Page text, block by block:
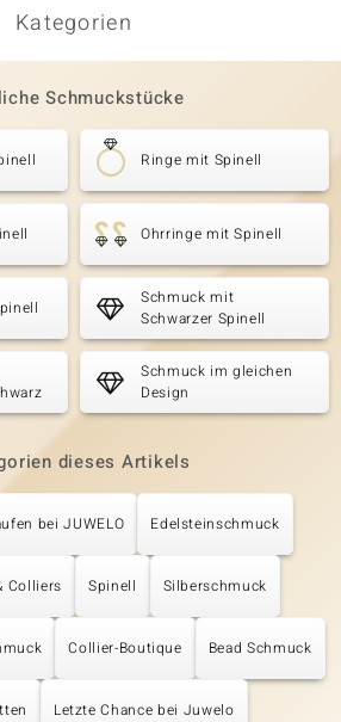
Kategorien
Schmuckstücke
Ringe mit Spinell
Ohrringe mit Spinell
Schmuck mit
Schwarzer Spinell
Schmuck im gleichen
Design
dieses Artikels
bei JUWELO Edelsteinschmuck
Colliers Spinell Silberschmuck
Collier-Boutique Bead Schmuck
Letzte Chance bei Juwelo